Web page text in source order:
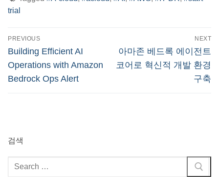
trial
글
탐
색
PREVIOUS
Previous
post:
Building Efficient AI
Operations with Amazon
Bedrock Ops Alert
NEXT
Next
post:
아마존 베드록 에이전트
코어로 혁신적 개발 환경
구축
검색
검